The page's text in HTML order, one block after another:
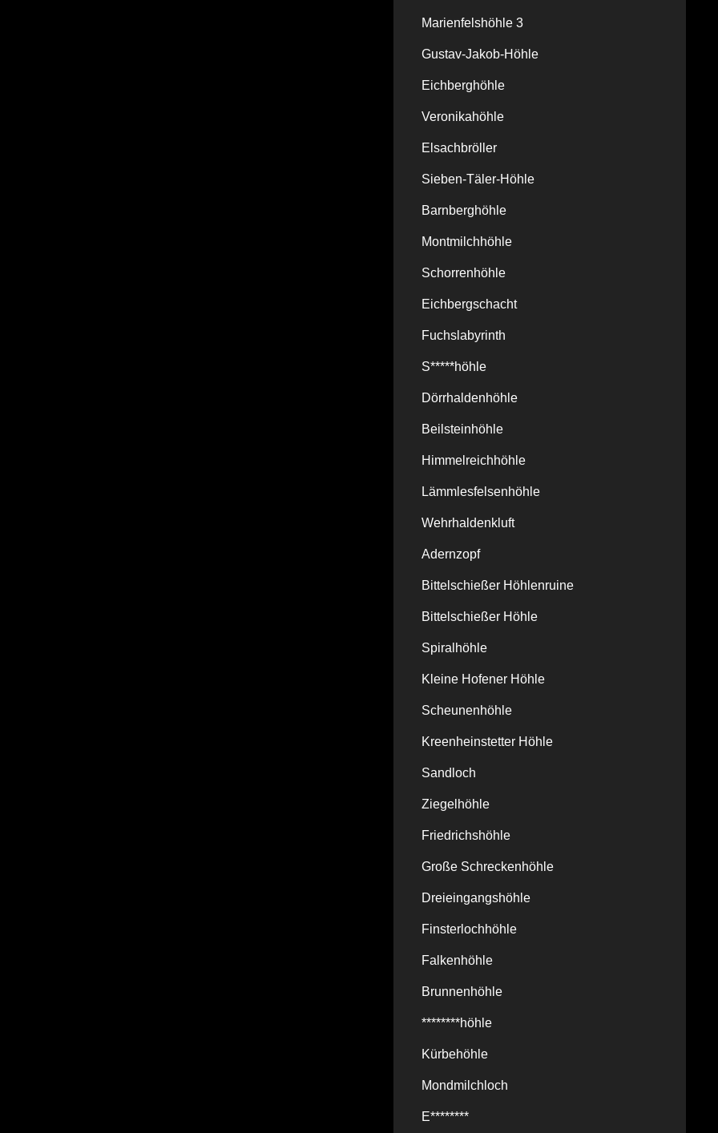
Marienfelshöhle 3
Gustav-Jakob-Höhle
Eichberghöhle
Veronikahöhle
Elsachbröller
Sieben-Täler-Höhle
Barnberghöhle
Montmilchhöhle
Schorrenhöhle
Eichbergschacht
Fuchslabyrinth
S*****höhle
Dörrhaldenhöhle
Beilsteinhöhle
Himmelreichhöhle
Lämmlesfelsenhöhle
Wehrhaldenkluft
Adernzopf
Bittelschießer Höhlenruine
Bittelschießer Höhle
Spiralhöhle
Kleine Hofener Höhle
Scheunenhöhle
Kreenheinstetter Höhle
Sandloch
Ziegelhöhle
Friedrichshöhle
Große Schreckenhöhle
Dreieingangshöhle
Finsterlochhöhle
Falkenhöhle
Brunnenhöhle
********höhle
Kürbehöhle
Mondmilchloch
E********